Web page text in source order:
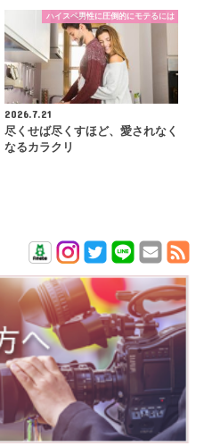
ハイスペ男性に圧倒的にモテるには
2026.7.21
尽くせば尽くすほど、愛されなく
なるカラクリ